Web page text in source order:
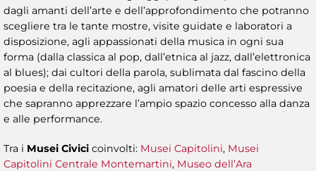
dagli amanti dell’arte e dell’approfondimento che potranno
scegliere tra le tante mostre, visite guidate e laboratori a
disposizione, agli appassionati della musica in ogni sua
forma (dalla classica al pop, dall’etnica al jazz, dall’elettronica
al blues); dai cultori della parola, sublimata dal fascino della
poesia e della recitazione, agli amatori delle arti espressive
che sapranno apprezzare l’ampio spazio concesso alla danza
e alle performance.
Tra i Musei Civici coinvolti: Musei Capitolini, Musei
Capitolini Centrale Montemartini, Museo dell’Ara